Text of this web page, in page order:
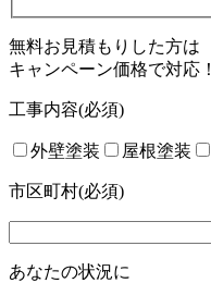
無料お見積もりした方は
キャンペーン価格で対応！
工事内容(必須)
外壁塗装 屋根塗装
市区町村(必須)
あなたの状況に